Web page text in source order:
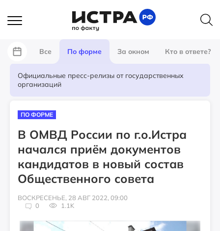
Все По форме За окном Кто в ответе?
Официальные пресс-релизы от государственных
организаций
ПО ФОРМЕ
В ОМВД России по г.о.Истра
начался приём документов
кандидатов в новый состав
Общественного совета
ВОСКРЕСЕНЬЕ, 28 АВГ 2022, 09:00
0
1.1K